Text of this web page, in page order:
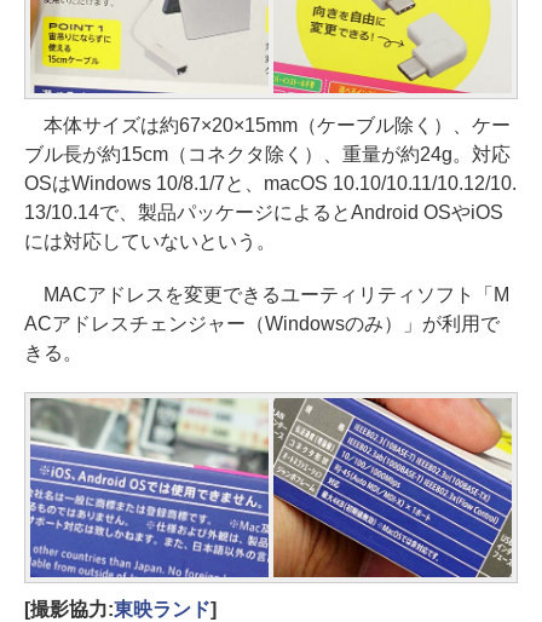
本体サイズは約67×20×15mm（ケーブル除く）、ケー
ブル長が約15cm（コネクタ除く）、重量が約24g。対応
OSはWindows 10/8.1/7と、macOS 10.10/10.11/10.12/10.
13/10.14で、製品パッケージによるとAndroid OSやiOS
には対応していないという。
MACアドレスを変更できるユーティリティソフト「M
ACアドレスチェンジャー（Windowsのみ）」が利用で
きる。
[撮影協力:東映ランド]